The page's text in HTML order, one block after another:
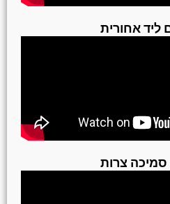
ליד אחורית
סמיכה צרות